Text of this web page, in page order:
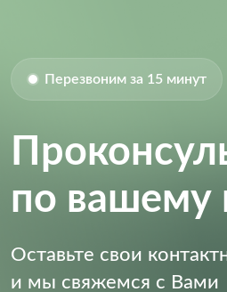
Перезвоним за 15 минут
по вашему
Оставьте свои
и мы свяжемся с Вами